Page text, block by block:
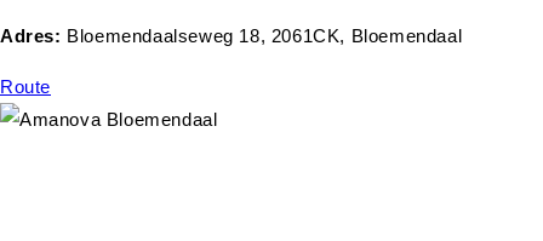
Adres: Bloemendaalseweg 18, 2061CK, Bloemendaal
Route